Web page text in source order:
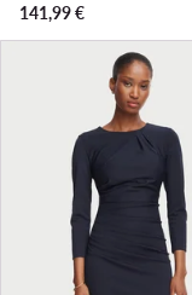
141,99€